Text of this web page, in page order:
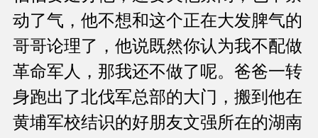
动了气，他不想和这个正在大发脾气的
哥哥论理了，他说既然你认为我不配做
革命军人，那我还不做了呢。爸爸一转
身跑出了北伐军总部的大门，搬到他在
黄埔军校结识的好朋友文强所在的湖南